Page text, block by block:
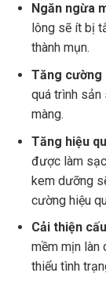
Ngăn ngừa
lông sẽ ít bị
thành mụn.
Tăng cường
quá trình sản
màng.
Tăng hiệu
được làm
kem dưỡng
cường hiệu
Cải thiện
mềm mịn làn
thiểu tình